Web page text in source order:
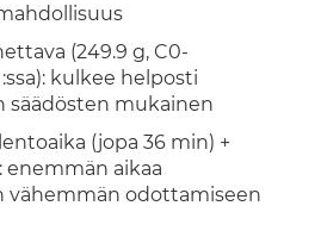
(249.9 g, C0-
kulkee helposti
säädösten mukainen
(jopa 36 min) +
enemmän aikaa
vähemmän odottamiseen